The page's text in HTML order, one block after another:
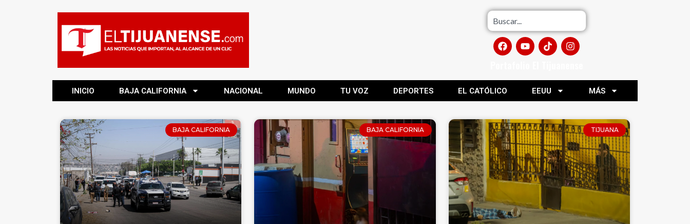
INICIO BAJA CALIFORNIA NACIONAL MUNDO TU VOZ DEPORTES EL CATÓLICO EEUU MÁS
BAJA CALIFORNIA BAJA CALIFORNIA TIJUANA